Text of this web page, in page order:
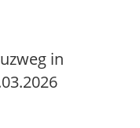
in